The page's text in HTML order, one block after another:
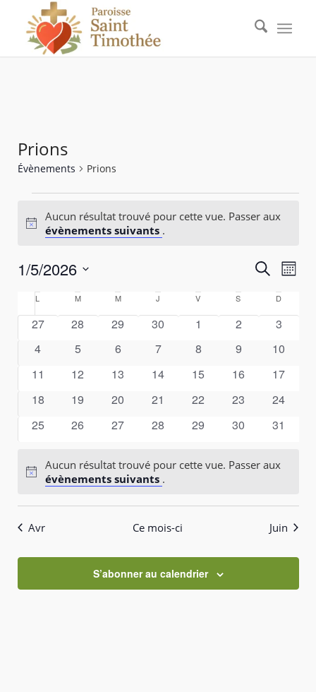
Prions
Évènements Prions
Notice
Aucun résultat trouvé pour cette vue. Passer aux
évènements suivants .
vues
Recherche
de
Mois
1/5/2026
date.
Calendrier
de
Évènements
L Mmardi Mmercredi J V S Ddimanche
0
27
0
28
0
29
0
30
0
1
0
2
0
3
0
4
0
5
0
6
0
7
0
8
0
9
0
10
0
11
0
12
0
13
0
14
0
15
0
16
0
17
0
18
0
19
0
20
0
21
0
22
0
23
0
24
0
25
0
26
0
27
0
28
0
29
0
30
0
31
Notice
Aucun résultat trouvé pour cette vue. Passer aux
évènements suivants .
Avr Ce mois-ci Juin
S’abonner au calendrier